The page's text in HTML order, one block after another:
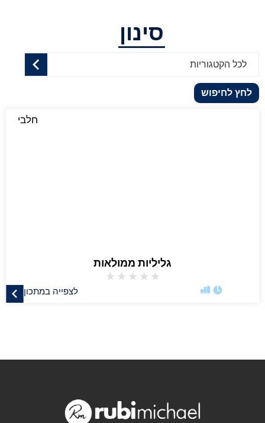
סינון
לכל הקטגוריות
לחץ לחיפוש
חלבי
גליליות ממולאות
★
★
★
★
★
לצפייה במתכון